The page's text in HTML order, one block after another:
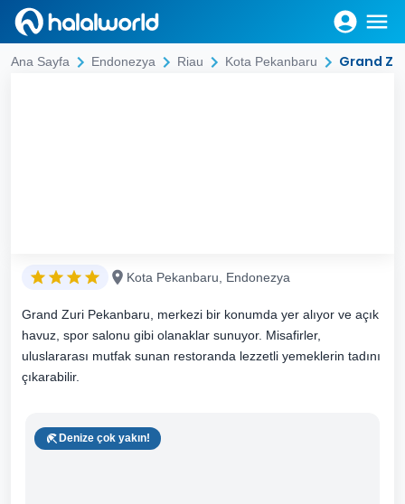
Ana Sayfa Endonezya Riau Kota Pekanbaru Grand
Kota Pekanbaru, Endonezya
Grand Zuri Pekanbaru, merkezi bir konumda yer alıyor ve açık
havuz, spor salonu gibi olanaklar sunuyor. Misafirler,
uluslararası mutfak sunan restoranda lezzetli yemeklerin tadını
çıkarabilir.
Denize çok yakın!